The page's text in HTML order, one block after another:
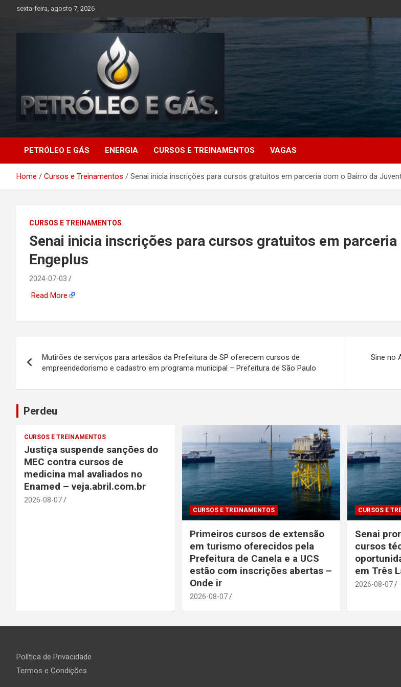
sexta-feira, agosto 7, 2026
Petróleo e Gás |
Últimas notícias
relacionadas a
petróleo, gás, vagas de
emprego, energia, setor
offshore, economia,
tecnologia, indústria
automotiva, mineração,
indústria naval, etc
PETRÓLEO E GÁS ENERGIA CURSOS E TREINAMENTOS VAGAS
Home Cursos e Treinamentos Senai inicia inscrições para cursos gratuitos em parceria com o Bairro da
CURSOS E TREINAMENTOS
Senai inicia inscrições para cursos gratuitos em
Engeplus
2024-07-03
Read More
de
Post
Mutirões de serviços para artesãos da Prefeitura de SP oferecem cursos de
empreendedorismo e cadastro em programa municipal – Prefeitura de São Paulo
Sine no
Perdeu
CURSOS E TREINAMENTOS
Justiça suspende sanções do
MEC contra cursos de
medicina mal avaliados no
Enamed – veja.abril.com.br
2026-08-07
CURSOS E TREINAMENTOS
Primeiros cursos de extensão
em turismo oferecidos pela
Prefeitura de Canela e a UCS
estão com inscrições abertas –
Onde ir
2026-08-07
CURSOS E
Senai
cursos
em Três
2026-08-07
Política de Privacidade
Termos e Condições